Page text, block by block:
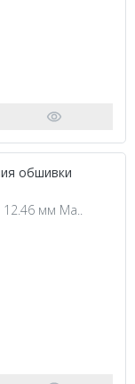
обшивки
мм Ма..